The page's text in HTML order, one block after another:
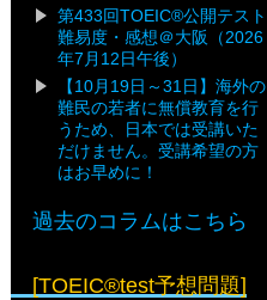
第433回TOEIC®公開テスト
難易度・感想＠大阪（2026
年7月12日午後）
【10月19日～31日】海外の
難民の若者に無償教育を行
うため、日本では受講いた
だけません。受講希望の方
はお早めに！
過去のコラムはこちら
[TOEIC®test予想問題]